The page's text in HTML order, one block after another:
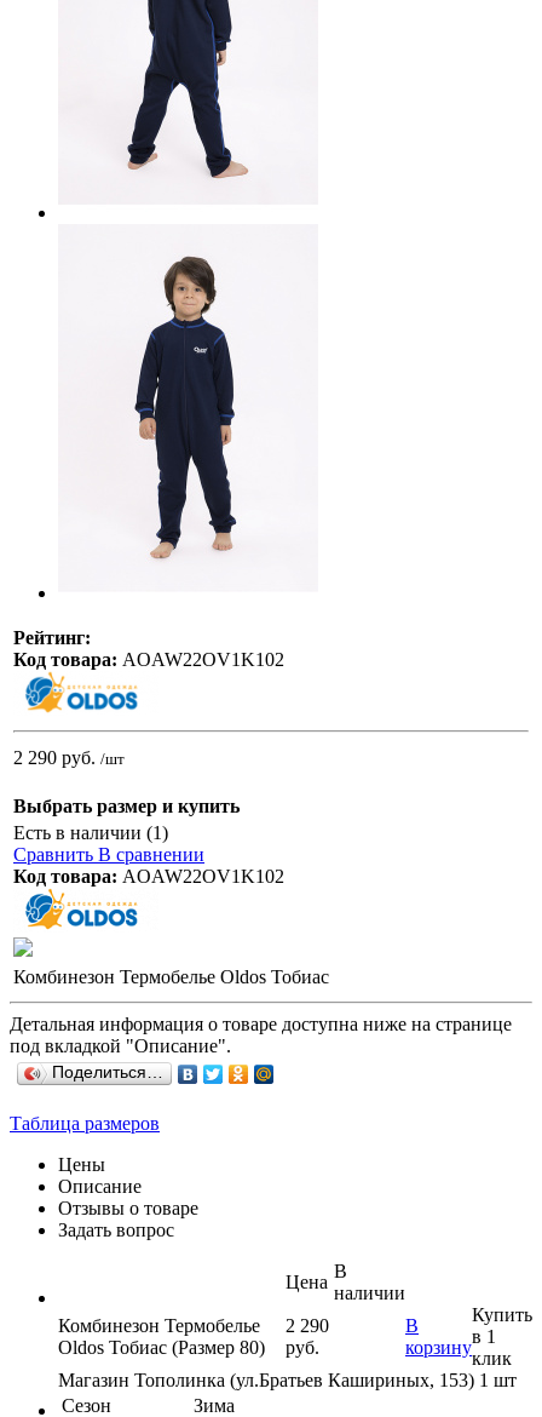
Рейтинг:
Код товара: AOAW22OV1K102
2 290 руб. /шт
Выбрать размер и купить
Есть в наличии (1)
Сравнить В сравнении
Код товара: AOAW22OV1K102
Комбинезон Термобелье Oldos Тобиас
Детальная информация о товаре доступна ниже на странице
под вкладкой "Описание".
Поделиться…
Таблица размеров
Цены
Описание
Отзывы о товаре
Задать вопрос
Цена
В
наличии
Комбинезон Термобелье
Oldos Тобиас (Размер 80)
2 290
руб.
В
корзину
Купить
в 1
клик
Магазин Тополинка (ул.Братьев Кашириных, 153) 1 шт
Сезон
Зима